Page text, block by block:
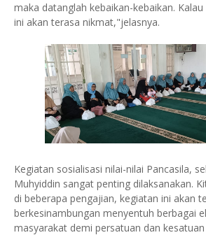
maka datanglah kebaikan-kebaikan.
ini akan terasa nikmat,"jelasnya.
Kegiatan sosialisasi nilai-nilai Pancasila,
Muhyiddin sangat penting dilaksanakan.
di beberapa pengajian, kegiatan ini akan
berkesinambungan menyentuh berbagai
masyarakat demi persatuan dan